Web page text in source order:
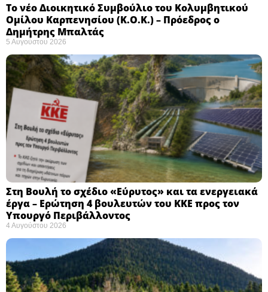
Το νέο Διοικητικό Συμβούλιο του Κολυμβητικού
Ομίλου Καρπενησίου (Κ.Ο.Κ.) – Πρόεδρος ο
Δημήτρης Μπαλτάς
5 Αυγούστου 2026
Στη Βουλή το σχέδιο «Εύρυτος» και τα ενεργειακά
έργα – Ερώτηση 4 βουλευτών του ΚΚΕ προς τον
Υπουργό Περιβάλλοντος
4 Αυγούστου 2026